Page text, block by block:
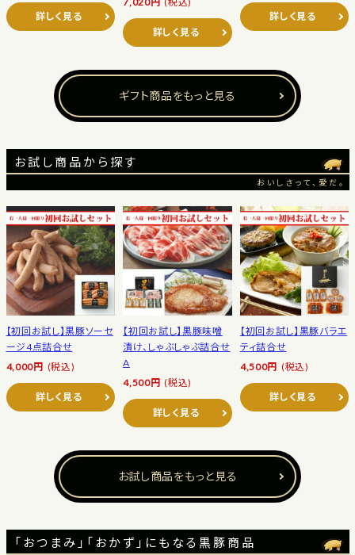
詳しく見る
詳しく見る
詳しく見る
ギフト商品をもっと見る
お試し商品から探す
おいしさって、愛だ。
【初回お試し】黒豚ソーセ
ージ4点詰合せ
4,000円 (税込)
詳しく見る
【初回お試し】黒豚味噌
漬け、しゃぶしゃぶ詰合せ
A
4,500円 (税込)
詳しく見る
【初回お試し】黒豚バラエ
ティ詰合せ
4,500円 (税込)
詳しく見る
お試し商品をもっと見る
「おつまみ」「おかず」にもなる黒豚商品